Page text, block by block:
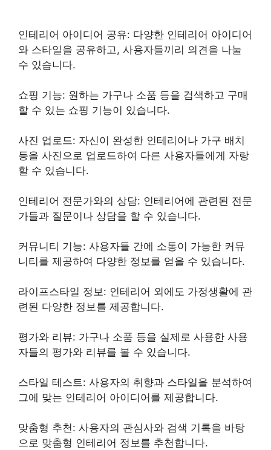
인테리어 아이디어 공유: 다양한 인테리어 아이디어
와 스타일을 공유하고, 사용자들끼리 의견을 나눌
수 있습니다.
쇼핑 기능: 원하는 가구나 소품 등을 검색하고 구매
할 수 있는 쇼핑 기능이 있습니다.
사진 업로드: 자신이 완성한 인테리어나 가구 배치
등을 사진으로 업로드하여 다른 사용자들에게 자랑
할 수 있습니다.
인테리어 전문가와의 상담: 인테리어에 관련된 전문
가들과 질문이나 상담을 할 수 있습니다.
커뮤니티 기능: 사용자들 간에 소통이 가능한 커뮤
니티를 제공하여 다양한 정보를 얻을 수 있습니다.
라이프스타일 정보: 인테리어 외에도 가정생활에 관
련된 다양한 정보를 제공합니다.
평가와 리뷰: 가구나 소품 등을 실제로 사용한 사용
자들의 평가와 리뷰를 볼 수 있습니다.
스타일 테스트: 사용자의 취향과 스타일을 분석하여
그에 맞는 인테리어 아이디어를 제공합니다.
맞춤형 추천: 사용자의 관심사와 검색 기록을 바탕
으로 맞춤형 인테리어 정보를 추천합니다.